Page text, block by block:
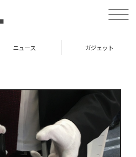
toggle
ニュース ガジェット